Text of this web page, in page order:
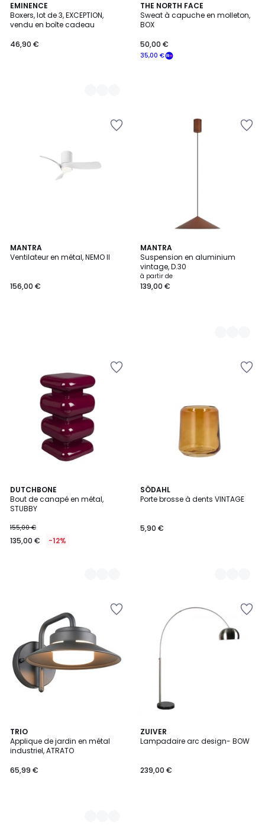
EMINENCE
Boxers, lot de 3, EXCEPTION,
vendu en boîte cadeau
46,90 €
2
Couleurs
THE NORTH FACE
Sweat à capuche en molleton,
BOX
35,00 €
50,00 €
MANTRA
Ventilateur en métal, NEMO II
156,00 €
MANTRA
Suspension en aluminium
vintage, D.30
à partir de
139,00 €
3
Couleurs
DUTCHBONE
Bout de canapé en métal,
STUBBY
155,00 €
135,00 € -12%
3
Couleurs
SÖDAHL
Porte brosse à dents VINTAGE
5,90 €
2
Couleurs
TRIO
Applique de jardin en métal
industriel, ATRATO
65,99 €
2
Couleurs
ZUIVER
Lampadaire arc design- BOW
239,00 €